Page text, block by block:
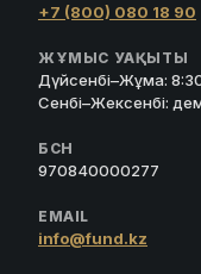
+7 (800) 080 18 90
ЖҰМЫС УАҚЫТЫ
Дүйсенбі–Жұма:
Сенбі–Жексенбі:
БСН
970840000277
EMAIL
info@fund.kz